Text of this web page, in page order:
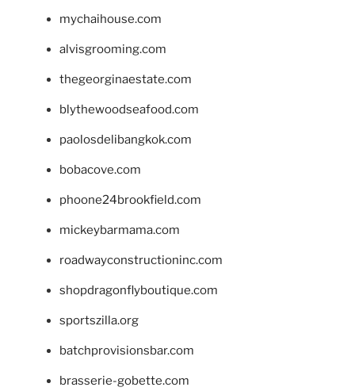
mychaihouse.com
alvisgrooming.com
thegeorginaestate.com
blythewoodseafood.com
paolosdelibangkok.com
bobacove.com
phoone24brookfield.com
mickeybarmama.com
roadwayconstructioninc.com
shopdragonflyboutique.com
sportszilla.org
batchprovisionsbar.com
brasserie-gobette.com